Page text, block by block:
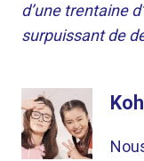
d’une trentaine
surpuissant de